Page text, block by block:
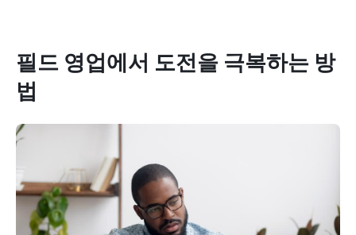
필드 영업에서 도전을 극복하는 방
법